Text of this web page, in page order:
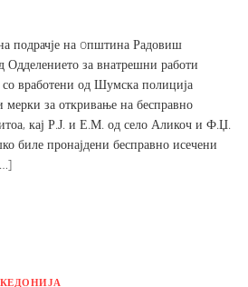
подрачје на oпштина Радовиш
за внатрешни работи
вработени од Шумска полиција
мерки за откривање на бесправно
кај Р.Ј. и Е.М. од село Аликоч и Ф.Џ.
биле пронајдени бесправно исечени